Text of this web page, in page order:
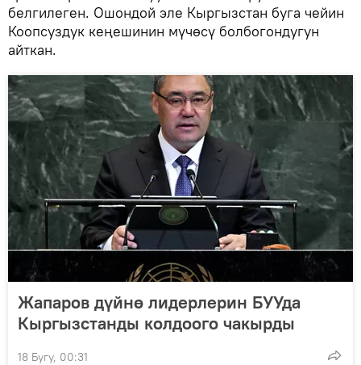
белгилеген. Ошондой эле Кыргызстан буга чейин
Коопсуздук кеңешинин мүчөсү болбогондугун
айткан.
Жапаров дүйнө лидерлерин БУУда
Кыргызстанды колдоого чакырды
18 Бугу, 00:31